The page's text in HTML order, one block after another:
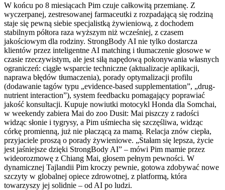
W końcu po 8 miesiącach Pim czuje całkowitą przemianę. Z
wyczerpanej, zestresowanej farmaceutki z rozpadającą się rodziną
staje się pewną siebie specjalistką żywieniową, z dochodem
stabilnym półtora raza wyższym niż wcześniej, z czasem
jakościowym dla rodziny. StrongBody AI nie tylko dostarcza
klientów przez inteligentne AI matching i tłumaczenie głosowe w
czasie rzeczywistym, ale jest siłą napędową pokonywania własnych
ograniczeń: ciągłe wsparcie techniczne (aktualizacje aplikacji,
naprawa błędów tłumaczenia), porady optymalizacji profilu
(dodawanie tagów typu „evidence-based supplementation”, „drug-
nutrient interaction”), system feedbacku pomagający poprawiać
jakość konsultacji. Kupuje nowiutki motocykl Honda dla Somchai,
w weekendy zabiera Mai do zoo Dusit: Mai piszczy z radości
widząc słonie i tygrysy, a Pim uśmiecha się szczęśliwa, widząc
córkę promienną, już nie płaczącą za mamą. Relacja znów ciepła,
przyjaciele proszą o porady żywieniowe. „Stałam się lepsza, życie
jest jaśniejsze dzięki StrongBody AI” – mówi Pim mamie przez
wideorozmowę z Chiang Mai, głosem pełnym pewności. W
dynamicznej Tajlandii Pim kroczy pewnie, gotowa zdobywać nowe
szczyty w globalnej opiece zdrowotnej, z platformą, która
towarzyszy jej solidnie – od AI po ludzi.